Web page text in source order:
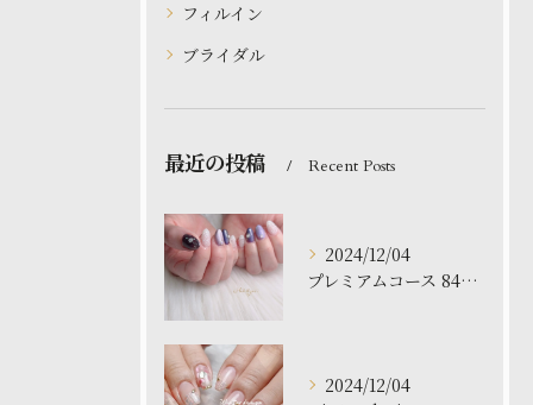
フィルイン
ブライダル
最近の投稿 Recent Posts
2024/12/04
プレミアムコース 8480円
2024/12/04